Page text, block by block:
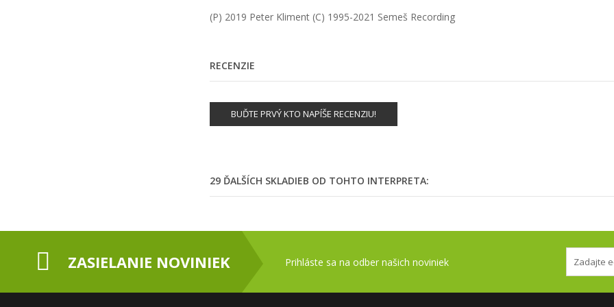
(P) 2019 Peter Kliment (C) 1995-2021 Semeš Recording
RECENZIE
BUĎTE PRVÝ KTO NAPÍŠE RECENZIU!
29 ĎALŠÍCH SKLADIEB OD TOHTO INTERPRETA:
ZASIELANIE NOVINIEK Prihláste sa na odber našich noviniek